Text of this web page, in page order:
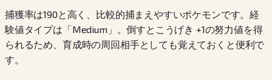
捕獲率は190と高く、比較的捕まえやすいポケモンです。経
験値タイプは「Medium」。倒すとこうげき +1の努力値を得
られるため、育成時の周回相手としても覚えておくと便利で
す。